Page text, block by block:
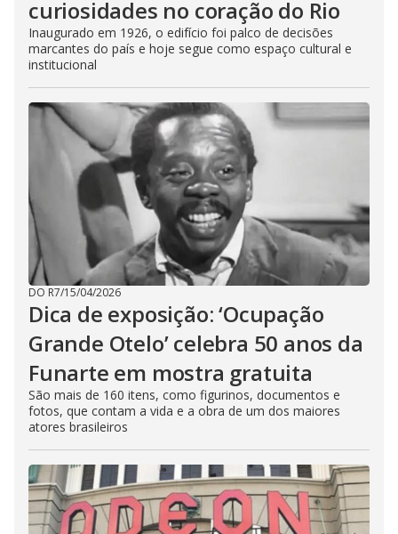
curiosidades no coração do Rio
Inaugurado em 1926, o edifício foi palco de decisões
marcantes do país e hoje segue como espaço cultural e
institucional
DO R7/15/04/2026
Dica de exposição: ‘Ocupação
Grande Otelo’ celebra 50 anos da
Funarte em mostra gratuita
São mais de 160 itens, como figurinos, documentos e
fotos, que contam a vida e a obra de um dos maiores
atores brasileiros